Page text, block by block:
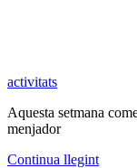
activitats
Aquesta setmana
menjador
Continua llegint